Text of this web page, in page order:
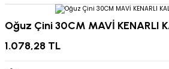
Kabartma Boyaları
Oğuz Çini 30CM MAVİ KENARLI
1.078,28 TL